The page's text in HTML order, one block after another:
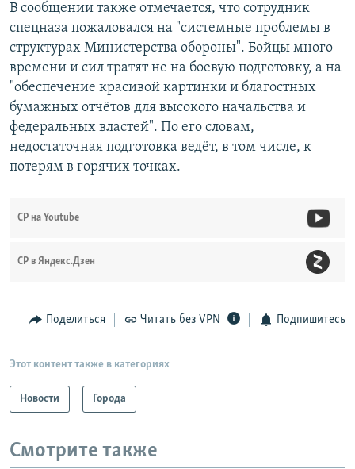
В сообщении также отмечается, что сотрудник
спецназа пожаловался на "системные проблемы в
структурах Министерства обороны". Бойцы много
времени и сил тратят не на боевую подготовку, а на
"обеспечение красивой картинки и благостных
бумажных отчётов для высокого начальства и
федеральных властей". По его словам,
недостаточная подготовка ведёт, в том числе, к
потерям в горячих точках.
СР на Youtube
СР в Яндекс.Дзен
Поделиться Читать без VPN Подпишитесь
Этот контент также в категориях
Новости Города
Смотрите также